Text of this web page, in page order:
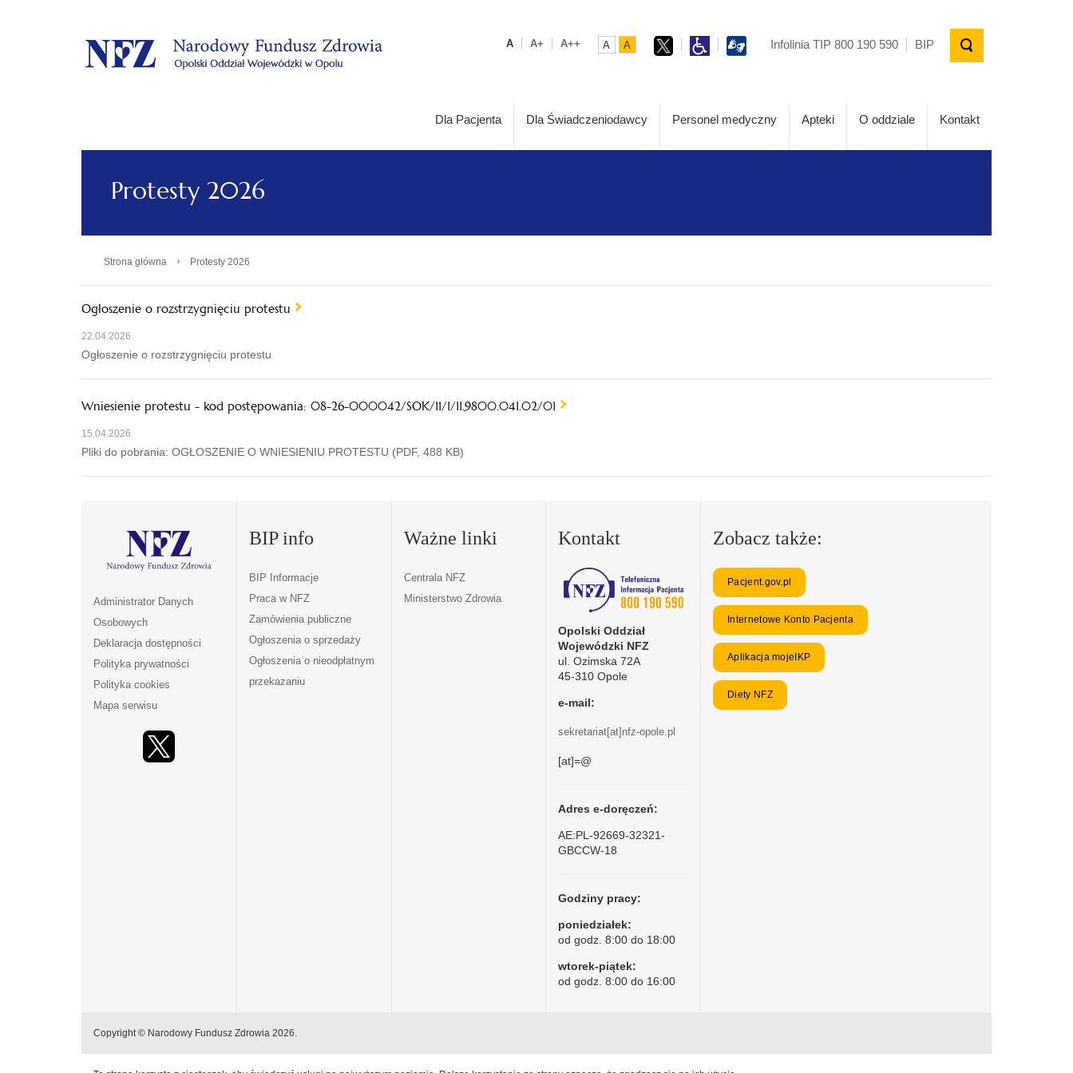
. A A+ A++ A A Infolinia TIP 800 190 590 BIP
Dla Pacjenta Dla Świadczeniodawcy Personel medyczny Apteki O oddziale Kontakt
Protesty 2026
Strona główna › Protesty 2026
Ogłoszenie o rozstrzygnięciu protestu
22.04.2026
Ogłoszenie o rozstrzygnięciu protestu
Wniesienie protestu - kod postępowania: 08-26-000042/SOK/11/1/11.9800.041.02/01
15.04.2026
Pliki do pobrania: OGŁOSZENIE O WNIESIENIU PROTESTU (PDF, 488 KB)
Administrator Danych
Osobowych
Deklaracja dostępności
Polityka prywatności
Polityka cookies
Mapa serwisu
BIP info
BIP Informacje
Praca w NFZ
Zamówienia publiczne
Ogłoszenia o sprzedaży
Ogłoszenia o nieodpłatnym
przekazaniu
Ważne linki
Centrala NFZ
Ministerstwo Zdrowia
Kontakt
Opolski Oddział
Wojewódzki NFZ
ul. Ozimska 72A
45-310 Opole
e-mail:
sekretariat[at]nfz-opole.pl
[at]=@
Adres e-doręczeń:
AE:PL-92669-32321-
GBCCW-18
Godziny pracy:
poniedziałek:
od godz. 8:00 do 18:00
wtorek-piątek:
od godz. 8:00 do 16:00
Zobacz także:
Pacjent.gov.pl
Internetowe Konto Pacjenta
Aplikacja mojeIKP
Diety NFZ
Copyright © Narodowy Fundusz Zdrowia 2026.